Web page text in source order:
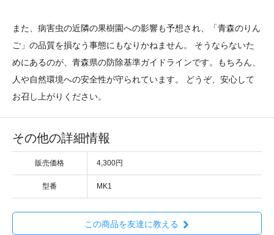
また、病害虫の近隣の果樹園への影響も予想され、「青森のりん
ご」の品質を損なう事態にもなりかねません。 そうならないた
めにあるのが、青森県の防除基準ガイドラインです。もちろん、
人や自然環境への安全性が守られています。 どうぞ、安心して
お召し上がりください。
その他の詳細情報
販売価格 4,300円
型番 MK1
この商品を友達に教える